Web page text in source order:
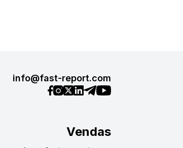
info@fast-report.com
Vendas